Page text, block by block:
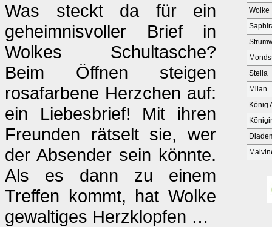
Was steckt da für ein
geheimnisvoller Brief in
Wolkes Schultasche?
Beim Öffnen steigen
rosafarbene Herzchen auf:
ein Liebesbrief! Mit ihren
Freunden rätselt sie, wer
der Absender sein könnte.
Als es dann zu einem
Treffen kommt, hat Wolke
gewaltiges Herzklopfen …
Wolke
Stella
Milan
König